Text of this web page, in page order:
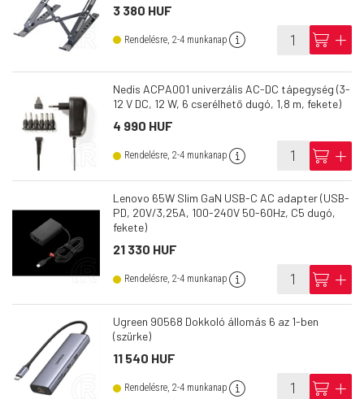
3 380 HUF
Rendelésre, 2-4 munkanap info cart add
Nedis ACPA001 univerzális AC-DC tápegység (3-
12 V DC, 12 W, 6 cserélhető dugó, 1,8 m, fekete)
4 990 HUF
Rendelésre, 2-4 munkanap info cart add
Lenovo 65W Slim GaN USB-C AC adapter (USB-
PD, 20V/3,25A, 100-240V 50-60Hz, C5 dugó,
fekete)
21 330 HUF
Rendelésre, 2-4 munkanap info cart add
Ugreen 90568 Dokkoló állomás 6 az 1-ben
(szürke)
11 540 HUF
Rendelésre, 2-4 munkanap info cart add